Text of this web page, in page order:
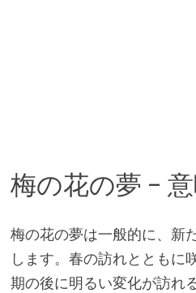
梅の花の夢 –
梅の花の夢は一般的に、新
します。春の訪れとともに
期の後に明るい変化が訪れ